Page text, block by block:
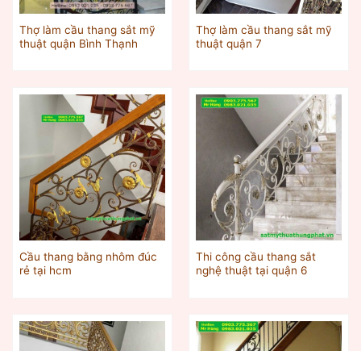
Thợ làm cầu thang sắt mỹ
thuật quận Bình Thạnh
Thợ làm cầu thang sắt mỹ
thuật quận 7
Cầu thang bằng nhôm đúc
rẻ tại hcm
Thi công cầu thang sắt
nghệ thuật tại quận 6